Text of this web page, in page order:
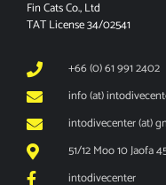
Fin Cats Co., Ltd
TAT License 34/02541
+66 (0) 61 991 2402
info (at)
intodivecenter (at)
51/12 Moo 10 Jaofa
intodivecenter